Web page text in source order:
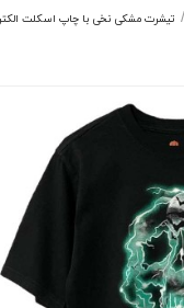
تیشرت مشکی نخی با چاپ اسکلت